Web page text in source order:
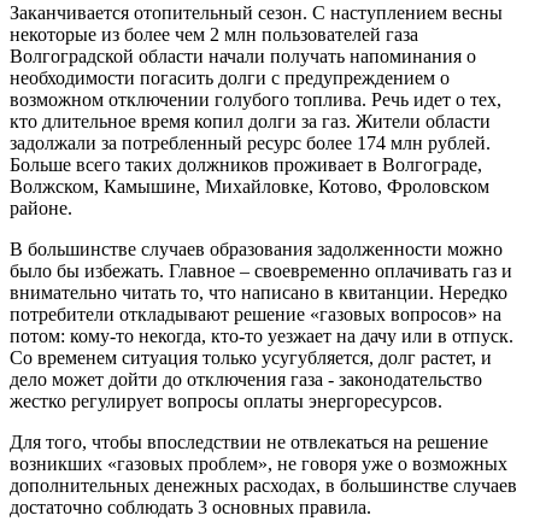
Заканчивается отопительный сезон. С наступлением весны
некоторые из более чем 2 млн пользователей газа
Волгоградской области начали получать напоминания о
необходимости погасить долги с предупреждением о
возможном отключении голубого топлива. Речь идет о тех,
кто длительное время копил долги за газ. Жители области
задолжали за потребленный ресурс более 174 млн рублей.
Больше всего таких должников проживает в Волгограде,
Волжском, Камышине, Михайловке, Котово, Фроловском
районе.
В большинстве случаев образования задолженности можно
было бы избежать. Главное – своевременно оплачивать газ и
внимательно читать то, что написано в квитанции. Нередко
потребители откладывают решение «газовых вопросов» на
потом: кому-то некогда, кто-то уезжает на дачу или в отпуск.
Со временем ситуация только усугубляется, долг растет, и
дело может дойти до отключения газа - законодательство
жестко регулирует вопросы оплаты энергоресурсов.
Для того, чтобы впоследствии не отвлекаться на решение
возникших «газовых проблем», не говоря уже о возможных
дополнительных денежных расходах, в большинстве случаев
достаточно соблюдать 3 основных правила.